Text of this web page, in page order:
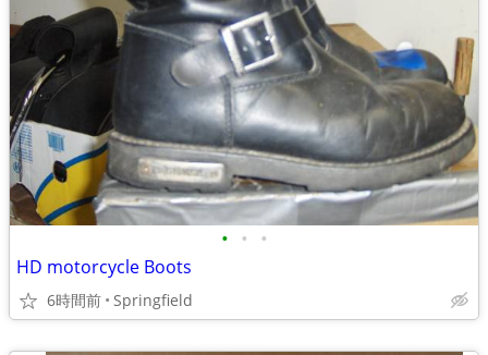
• • •
HD motorcycle Boots
6時間前 Springfield